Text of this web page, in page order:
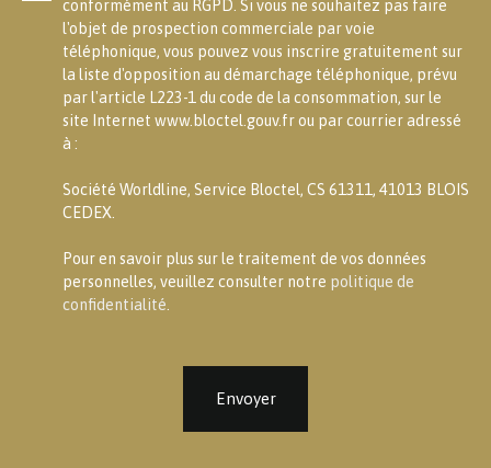
conformément au RGPD. Si vous ne souhaitez pas faire
l'objet de prospection commerciale par voie
téléphonique, vous pouvez vous inscrire gratuitement sur
la liste d'opposition au démarchage téléphonique, prévu
par l'article L223-1 du code de la consommation, sur le
site Internet www.bloctel.gouv.fr ou par courrier adressé
à :
Société Worldline, Service Bloctel, CS 61311, 41013 BLOIS
CEDEX.
Pour en savoir plus sur le traitement de vos données
personnelles, veuillez consulter notre politique de
confidentialité
Envoyer